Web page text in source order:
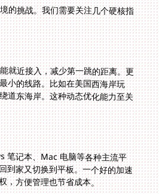
的挑战。我们需要关注几个硬核指
就近接入，减少第一跳的距离。更
最小的线路。比如在美国西海岸玩
道东海岸。这种动态优化能力至关
笔记本、Mac 电脑等各种主流平
家又切换到平板。一个好的加速
，方便管理也节省成本。